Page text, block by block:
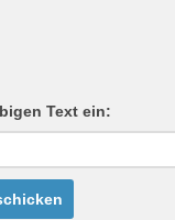
Text ein: